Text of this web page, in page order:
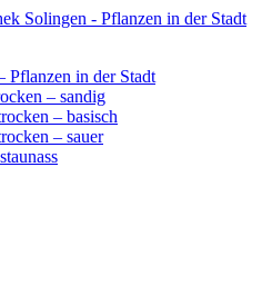
Pflanzen in der Stadt
– sandig
– basisch
– sauer